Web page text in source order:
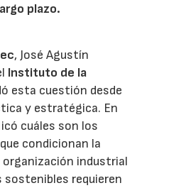
plazo.
, José Agustín
Instituto de la
esta cuestión desde
y estratégica. En
cuáles son los
condicionan la
organización industrial
sostenibles requieren